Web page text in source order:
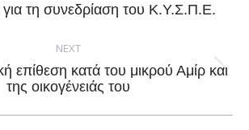
Previous
τη συνεδρίαση του Κ.Υ.Σ.Π.Ε.
NEXT
Next
επίθεση κατά του μικρού Αμίρ και
της οικογένειάς του